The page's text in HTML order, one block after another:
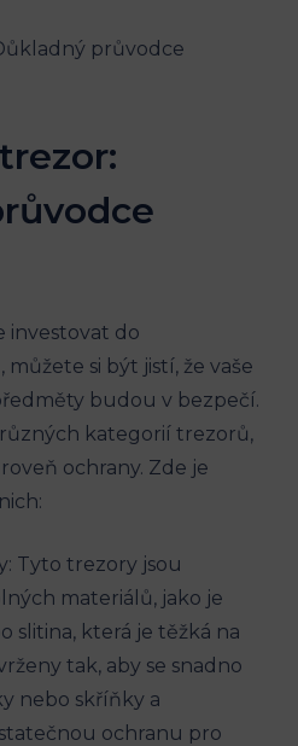
investovat do
si být jistí, že vaše
budou v bezpečí.
kategorií trezorů,
ochrany. Zde je
Tyto trezory jsou
materiálů, jako je
slitina, která je těžká na
tak, aby se snadno
nebo skříňky a
ochranu pro